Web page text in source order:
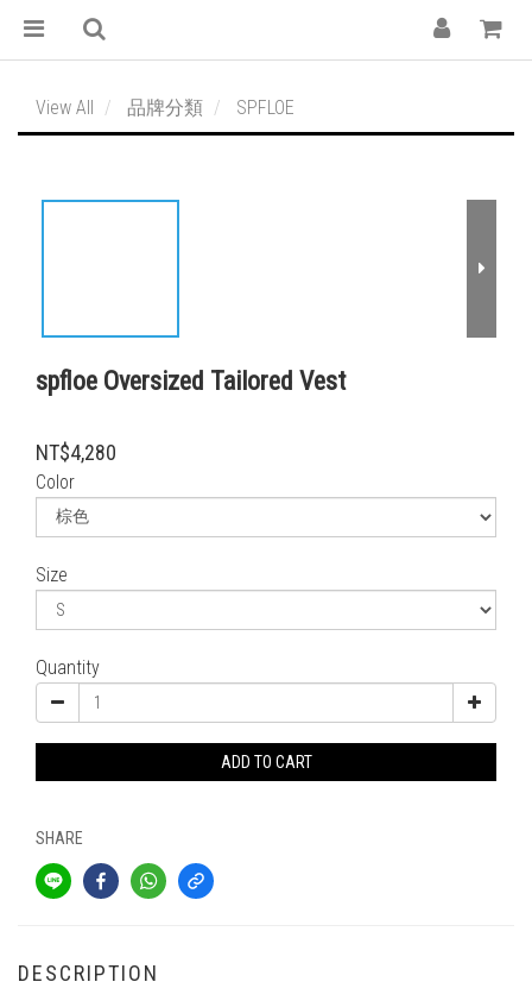
View All 品牌分類 SPFLOE
spfloe Oversized Tailored Vest
NT$4,280
Color
Size
Quantity
ADD TO CART
SHARE
DESCRIPTION